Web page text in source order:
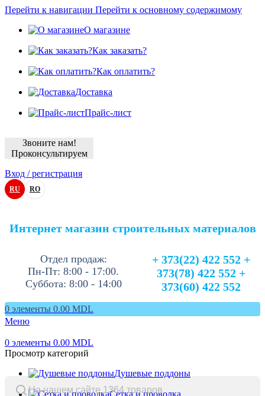
Перейти к навигации Перейти к основному содержимому
О магазине
Как заказать?
Как оплатить?
Доставка
Прайс-лист
Звоните нам!
Проконсультируем
Вход / регистрация
RU RO
Интернет магазин строительных материалов
Отдел продаж:
Пн-Пт: 8:00 - 17:00.
Суббота: 8:00 - 14:00
+ 373(22) 422 552 +
373(78) 422 552 +
373(60) 422 552
0 элементы 0.00 MDL
Меню
0 элементы 0.00 MDL
Просмотр категорий
Душевые поддоны
Сетка и проволка